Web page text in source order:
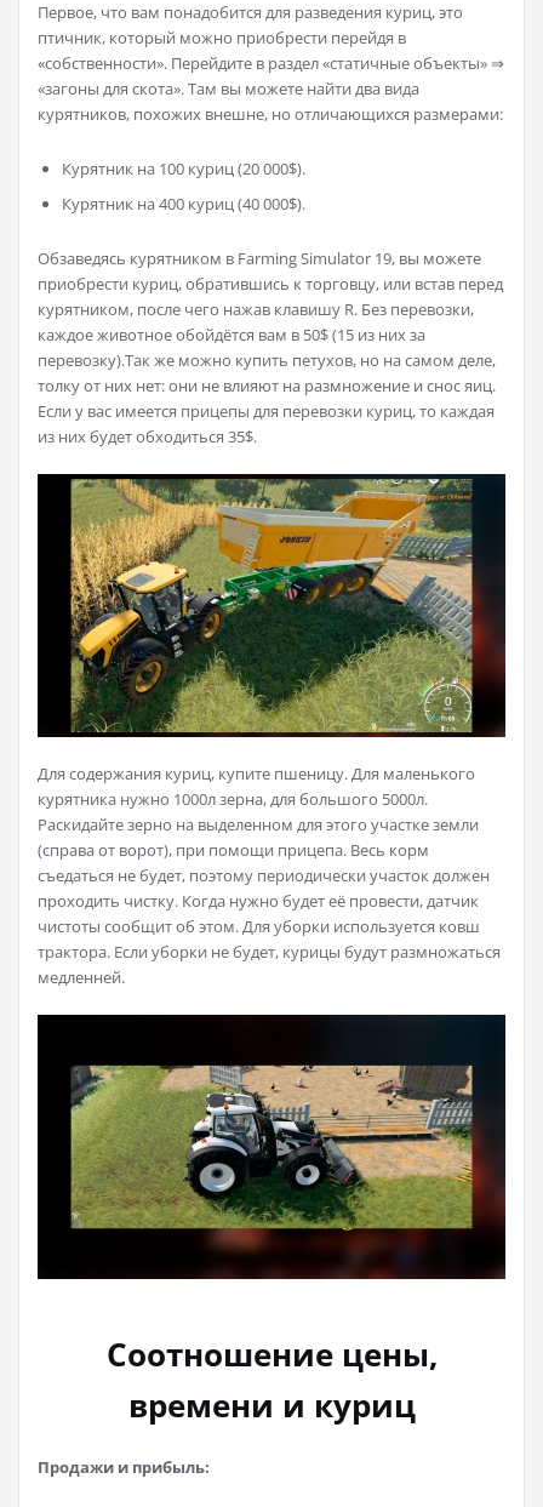
Первое, что вам понадобится для разведения куриц, это
птичник, который можно приобрести перейдя в
«собственности». Перейдите в раздел «статичные объекты» ⇒
«загоны для скота». Там вы можете найти два вида
курятников, похожих внешне, но отличающихся размерами:
Курятник на 100 куриц (20 000$).
Курятник на 400 куриц (40 000$).
Обзаведясь курятником в Farming Simulator 19, вы можете
приобрести куриц, обратившись к торговцу, или встав перед
курятником, после чего нажав клавишу R. Без перевозки,
каждое животное обойдётся вам в 50$ (15 из них за
перевозку).Так же можно купить петухов, но на самом деле,
толку от них нет: они не влияют на размножение и снос яиц.
Если у вас имеется прицепы для перевозки куриц, то каждая
из них будет обходиться 35$.
Для содержания куриц, купите пшеницу. Для маленького
курятника нужно 1000л зерна, для большого 5000л.
Раскидайте зерно на выделенном для этого участке земли
(справа от ворот), при помощи прицепа. Весь корм
съедаться не будет, поэтому периодически участок должен
проходить чистку. Когда нужно будет её провести, датчик
чистоты сообщит об этом. Для уборки используется ковш
трактора. Если уборки не будет, курицы будут размножаться
медленней.
Соотношение цены,
времени и куриц
Продажи и прибыль: